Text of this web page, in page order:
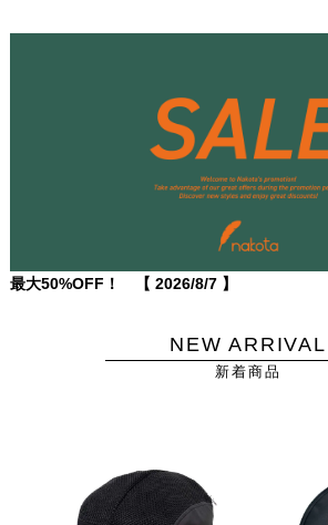
最大50%OFF！ 【 2026/8/7】
NEW ARRIVAL
新着商品